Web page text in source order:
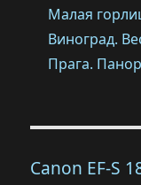
Малая
Виноград.
Прага.
Canon EF-S